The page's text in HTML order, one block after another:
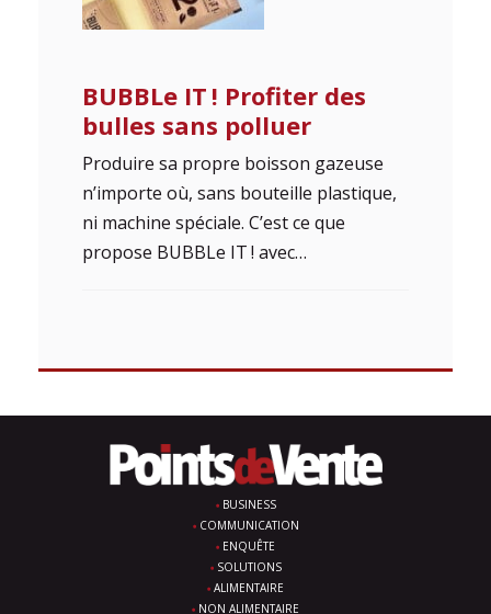
BUBBLe IT ! Profiter des
bulles sans polluer
Produire sa propre boisson gazeuse
n’importe où, sans bouteille plastique,
ni machine spéciale. C’est ce que
propose BUBBLe IT ! avec…
BUSINESS
COMMUNICATION
ENQUÊTE
SOLUTIONS
ALIMENTAIRE
NON ALIMENTAIRE